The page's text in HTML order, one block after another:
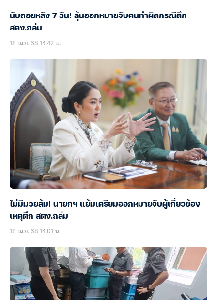
นับถอยหลัง 7 วัน! ลุ้นออกหมายจับคนทำผิดกรณีตึก
สตง.ถล่ม
18 เม.ย. 68 14:42 น.
ไม่มีมวยล้ม! นายกฯ แย้มเตรียมออกหมายจับผู้เกี่ยวข้อง
เหตุตึก สตง.ถล่ม
18 เม.ย. 68 14:01 น.